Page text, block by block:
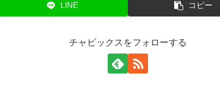
LINE コピー
チャビックスをフォローする